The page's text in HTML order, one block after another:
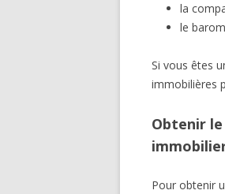
la
le
Si vous êtes
immobilières
Obtenir
Pour obtenir